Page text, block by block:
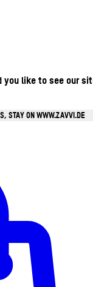
you like to see our
STAY ON WWW.ZAVVI.DE